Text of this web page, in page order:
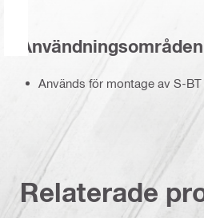
Användningsområden
Används för montage av S-
Relaterade